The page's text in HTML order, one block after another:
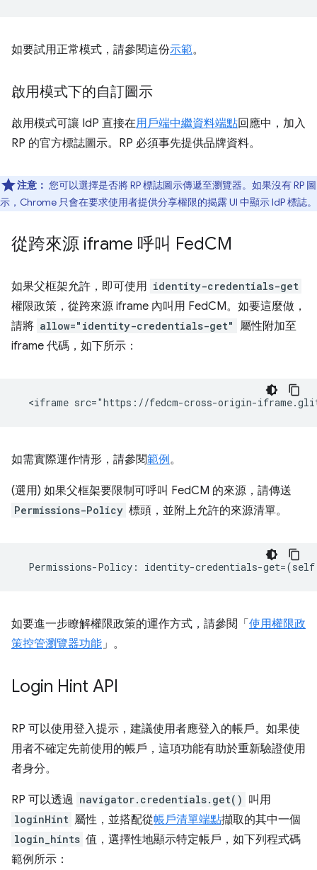
如要試用正常模式，請參閱這份示範。
啟用模式下的自訂圖示
啟用模式可讓 IdP 直接在用戶端中繼資料端點回應中，加入
RP 的官方標誌圖示。RP 必須事先提供品牌資料。
注意： 您可以選擇是否將 RP 標誌圖示傳遞至瀏覽器。如果沒有 RP 圖
示，Chrome 只會在要求使用者提供分享權限的揭露 UI 中顯示 IdP 標誌。
從跨來源 iframe 呼叫 FedCM
如果父框架允許，即可使用 identity-credentials-get
權限政策，從跨來源 iframe 內叫用 FedCM。如要這麼做，
請將 allow="identity-credentials-get"
屬性附加至
iframe 代碼，如下所示：
如需實際運作情形，請參閱範例。
(選用) 如果父框架要限制可呼叫 FedCM 的來源，請傳送
Permissions-Policy 標頭，並附上允許的來源清單。
Permissions-Policy : identity-credentials-get=(self
如要進一步瞭解權限政策的運作方式，請參閱「使用權限政
策控管瀏覽器功能 」。
Login Hint API
RP 可以使用登入提示，建議使用者應登入的帳戶。如果使
用者不確定先前使用的帳戶，這項功能有助於重新驗證使用
者身分。
RP 可以透過 navigator.credentials.get() 叫用
loginHint 屬性，並搭配從帳戶清單端點擷取的其中一個
login_hints 值，選擇性地顯示特定帳戶，如下列程式碼
範例所示：